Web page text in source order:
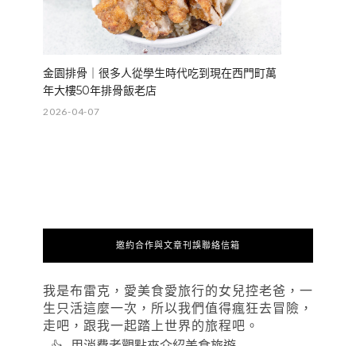
金園排骨｜很多人從學生時代吃到現在西門町萬
年大樓50年排骨飯老店
2026-04-07
邀約合作與文章刊誤聯絡信箱
我是布雷克，愛美食愛旅行的女兒控老爸，一
生只活這麼一次，所以我們值得瘋狂去冒險，
走吧，跟我一起踏上世界的旅程吧。